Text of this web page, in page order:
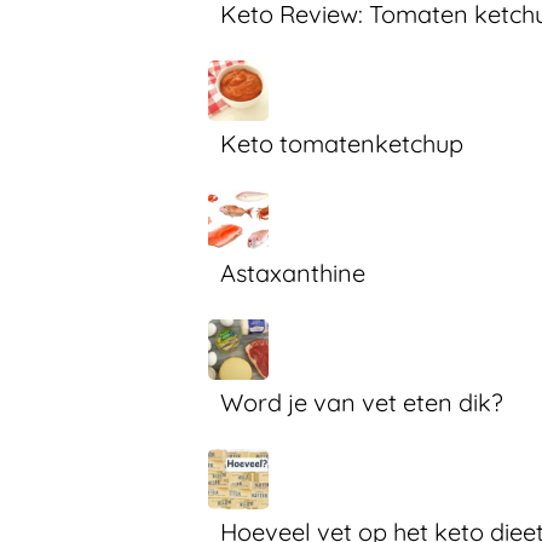
Keto Review: Tomaten
Keto tomatenketchup
Astaxanthine
Word je van vet eten dik?
Hoeveel vet op het keto